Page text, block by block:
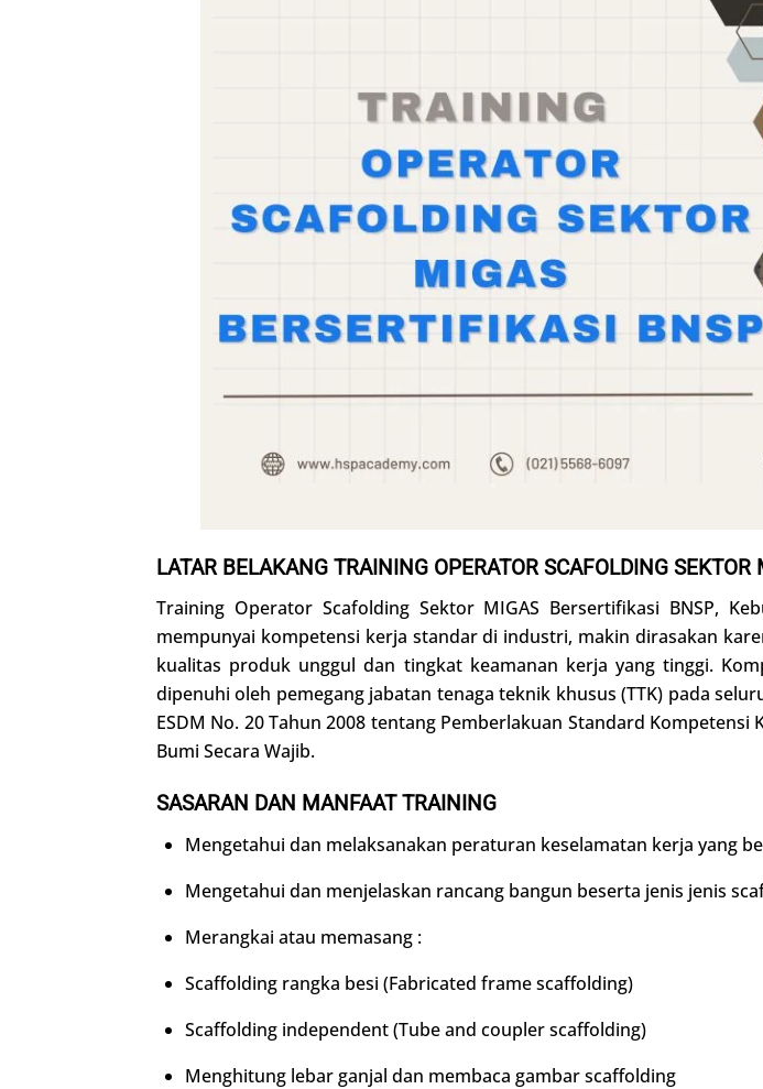
LATAR BELAKANG TRAINING OPERATOR SCAFOLDING SEKTOR
Training Operator Scafolding Sektor MIGAS Bersertifikasi BNSP,
mempunyai kompetensi kerja standar di industri, makin dirasakan
kualitas produk unggul dan tingkat keamanan kerja yang tinggi.
dipenuhi oleh pemegang jabatan tenaga teknik khusus (TTK) pada
ESDM No. 20 Tahun 2008 tentang Pemberlakuan Standard
Bumi Secara Wajib.
SASARAN DAN MANFAAT TRAINING
Mengetahui dan melaksanakan peraturan keselamatan kerja yang
Mengetahui dan menjelaskan rancang bangun beserta jenis jenis
Merangkai atau memasang :
Scaffolding rangka besi (Fabricated frame scaffolding)
Scaffolding independent (Tube and coupler scaffolding)
Menghitung lebar ganjal dan membaca gambar scaffolding